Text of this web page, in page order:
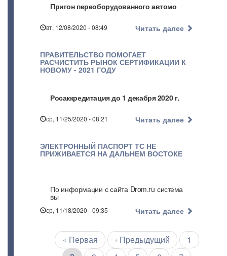
Пригон переоборудованного автомо
вт, 12/08/2020 - 08:49 Читать далее
ПРАВИТЕЛЬСТВО ПОМОГАЕТ
РАСЧИСТИТЬ РЫНОК СЕРТИФИКАЦИИ К
НОВОМУ - 2021 ГОДУ
Росаккредитация до 1 декабря 2020 г.
ср, 11/25/2020 - 08:21 Читать далее
ЭЛЕКТРОННЫЙ ПАСПОРТ ТС НЕ
ПРИЖИВАЕТСЯ НА ДАЛЬНЕМ ВОСТОКЕ
По информации с сайта Drom.ru система
вы
ср, 11/18/2020 - 09:35 Читать далее
Нумерация
страниц
Первая
страница
« Первая ←
‹ Предыдущий Страница
1